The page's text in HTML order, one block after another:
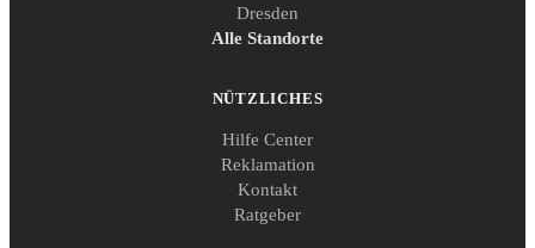
Dresden
Alle Standorte
NÜTZLICHES
Hilfe Center
Reklamation
Kontakt
Ratgeber